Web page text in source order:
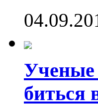
Ученые
биться